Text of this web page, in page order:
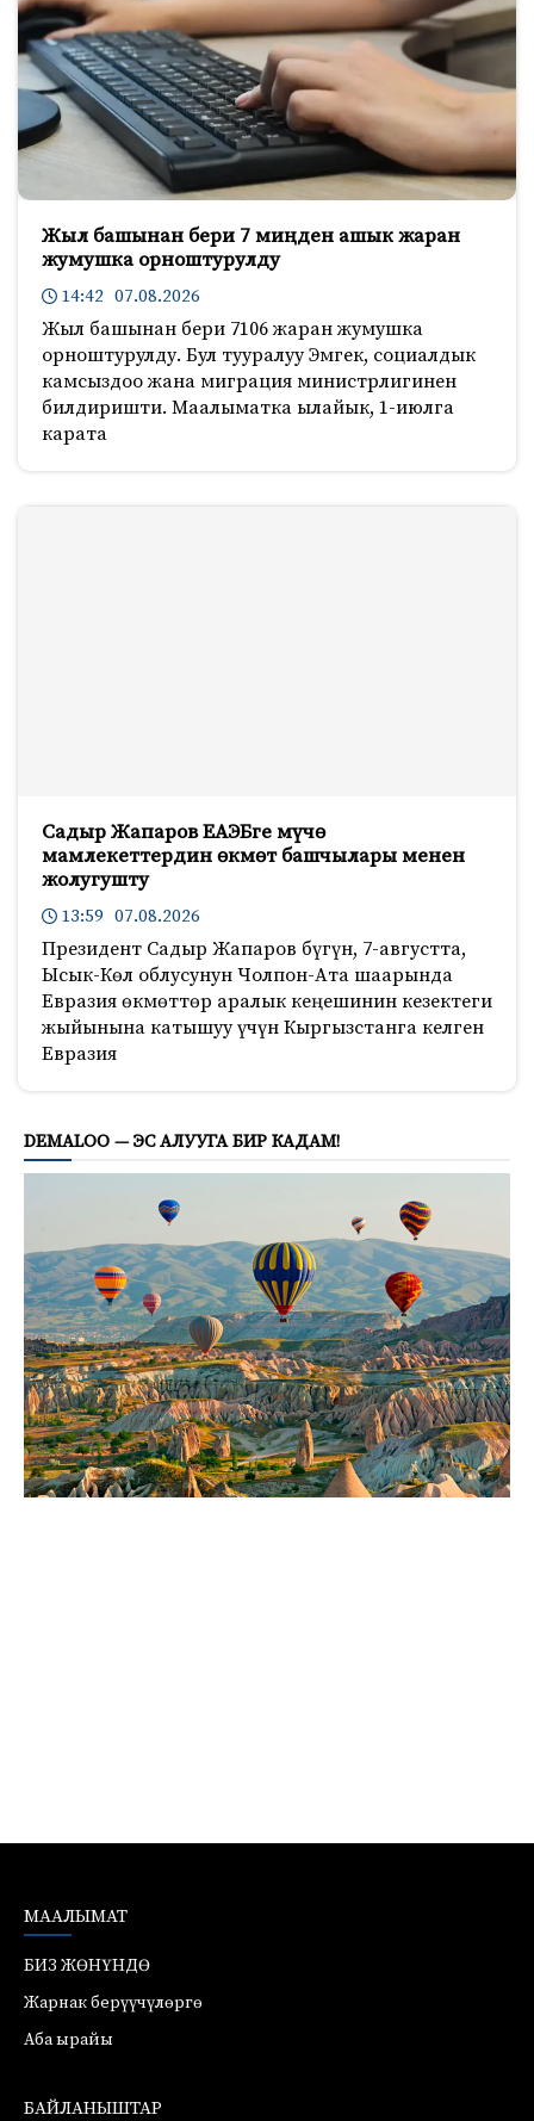
Жыл башынан бери 7 миңден ашык жаран
жумушка орноштурулду
14:42 07.08.2026
Жыл башынан бери 7106 жаран жумушка
орноштурулду. Бул тууралуу Эмгек, социалдык
камсыздоо жана миграция министрлигинен
билдиришти. Маалыматка ылайык, 1-июлга
карата
Садыр Жапаров ЕАЭБге мүчө
мамлекеттердин өкмөт башчылары менен
жолугушту
13:59 07.08.2026
Президент Садыр Жапаров бүгүн, 7-августта,
Ысык-Көл облусунун Чолпон-Ата шаарында
Евразия өкмөттөр аралык кеңешинин кезектеги
жыйынына катышуу үчүн Кыргызстанга келген
Евразия
DEMALOO — ЭС АЛУУГА БИР КАДАМ!
МААЛЫМАТ
БИЗ ЖӨНҮНДӨ
Жарнак берүүчүлөргө
Аба ырайы
БАЙЛАНЫШТАР